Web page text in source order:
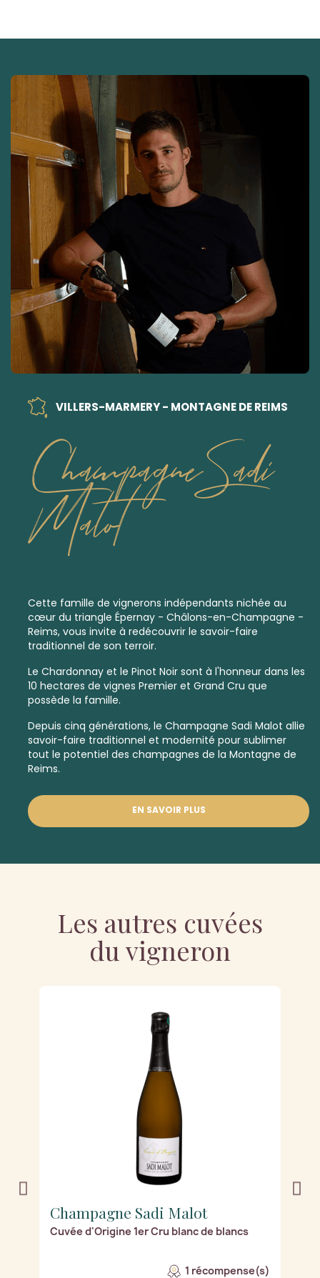
VILLERS-MARMERY - MONTAGNE DE REIMS
Champagne Sadi
Malot
Cette famille de vignerons indépendants nichée au
cœur du triangle Épernay - Châlons-en-Champagne -
Reims, vous invite à redécouvrir le savoir-faire
traditionnel de son terroir.
Le Chardonnay et le Pinot Noir sont à l'honneur dans les
10 hectares de vignes Premier et Grand Cru que
possède la famille.
Depuis cinq générations, le Champagne Sadi Malot allie
savoir-faire traditionnel et modernité pour sublimer
tout le potentiel des champagnes de la Montagne de
Reims.
EN SAVOIR PLUS
Les autres cuvées
du vigneron
Champagne Sadi Malot
Cuvée d'Origine 1er Cru blanc de blancs
1 récompense(s)